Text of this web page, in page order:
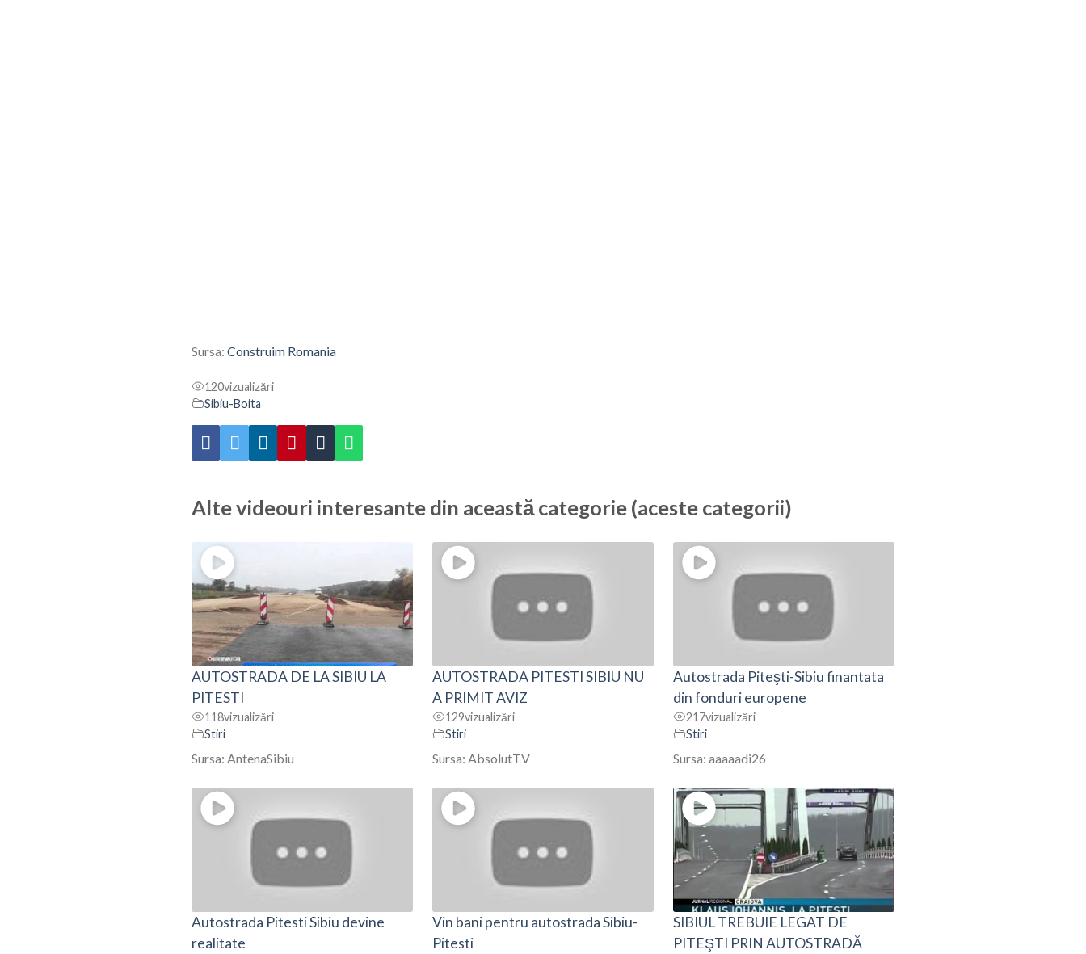
Sursa: Construim Romania
120vizualizări
Sibiu-Boita
Alte videouri interesante din această categorie (aceste categorii)
AUTOSTRADA DE LA SIBIU LA
PITESTI
118vizualizări
Stiri
Sursa: AntenaSibiu
AUTOSTRADA PITESTI SIBIU NU
A PRIMIT AVIZ
129vizualizări
Stiri
Sursa: AbsolutTV
Autostrada Piteşti-Sibiu finantata
din fonduri europene
217vizualizări
Stiri
Sursa: aaaaadi26
Autostrada Pitesti Sibiu devine
realitate
Vin bani pentru autostrada Sibiu-
Pitesti
SIBIUL TREBUIE LEGAT DE
PITEŞTI PRIN AUTOSTRADĂ